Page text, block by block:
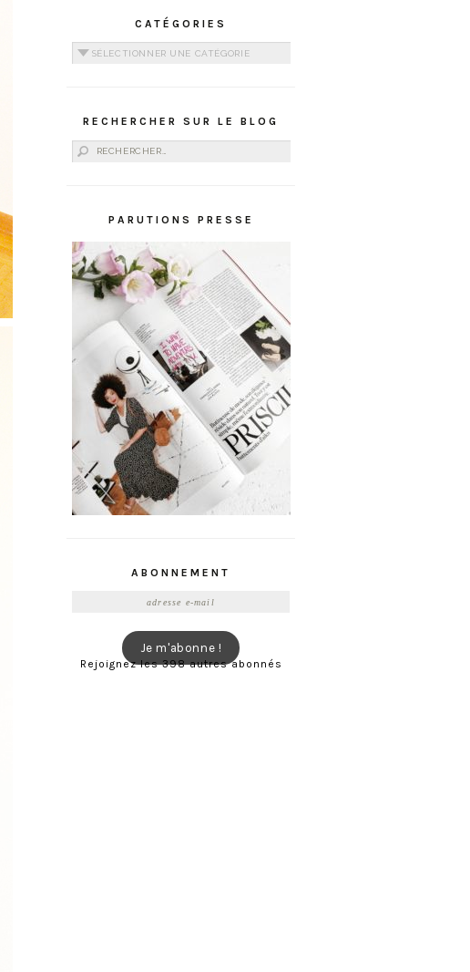
CATÉGORIES
Catégories
RECHERCHER SUR LE BLOG
Rechercher :
PARUTIONS PRESSE
ABONNEMENT
Je m'abonne !
Rejoignez les 398 autres abonnés